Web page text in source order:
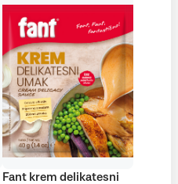
Fant krem delikatesni